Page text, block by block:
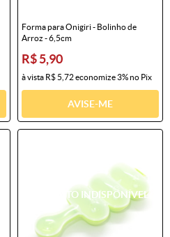
Forma para Onigiri - Bolinho de
Arroz - 6,5cm
R$ 5,90
à vista R$ 5,72economize3%no Pix
AVISE-ME